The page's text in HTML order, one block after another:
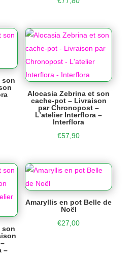
son
Alocasia Zebrina et son
cache-pot – Livraison
par Chronopost –
L’atelier Interflora –
Interflora
€57,90
son
–
Amaryllis en pot Belle de
Noël
€27,00